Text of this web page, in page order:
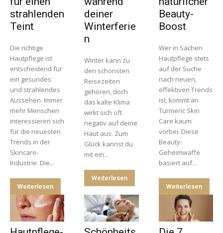
strahlenden
Teint
Die richtige
Hautpflege ist
entscheidend für
ein gesundes
und strahlendes
Aussehen. Immer
mehr Menschen
interessieren sich
für die neuesten
Trends in der
Skincare-
Industrie. Die...
Weiterlesen
deiner
Winterferie
n
Winter kann zu
den schönsten
Reisezeiten
gehören, doch
das kalte Klima
wirkt sich oft
negativ auf deine
Haut aus. Zum
Glück kannst du
mit ein...
Weiterlesen
Beauty-
Boost
Wer in Sachen
Hautpflege stets
auf der Suche
nach neuen,
effektiven Trends
ist, kommt an
Turmeric Skin
Care kaum
vorbei. Diese
Beauty-
Geheimwaffe
basiert auf...
Weiterlesen